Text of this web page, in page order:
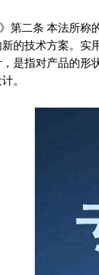
》第二条 本法所
的技术方案。实
是指对产品的形
。